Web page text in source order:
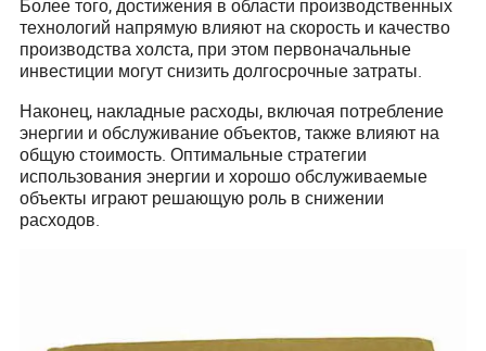
Более того, достижения в области производственных
технологий напрямую влияют на скорость и качество
производства холста, при этом первоначальные
инвестиции могут снизить долгосрочные затраты.
Наконец, накладные расходы, включая потребление
энергии и обслуживание объектов, также влияют на
общую стоимость. Оптимальные стратегии
использования энергии и хорошо обслуживаемые
объекты играют решающую роль в снижении
расходов.